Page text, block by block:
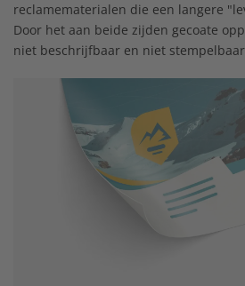
reclamematerialen die een langere
Door het aan beide zijden gecoate
niet beschrijfbaar en niet